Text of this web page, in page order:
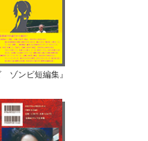
ゾンビ短編集』